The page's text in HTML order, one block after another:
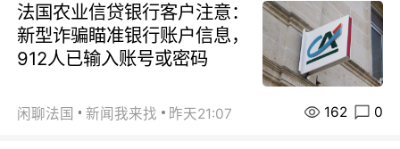
法国农业信贷银行客户注意：
新型诈骗瞄准银行账户信息，
912人已输入账号或密码
闲聊法国 新闻我来找 昨天21:07 162 0